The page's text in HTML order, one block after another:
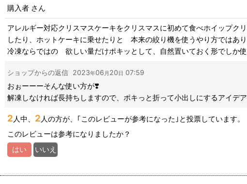
購入者 さん
アレルギー対応クリスマスケーキをクリスマスに初めて食べホイップ
したり、ホットケーキに乗せたりと 本来の絞り機を使うやり方ではあり
冷凍ならではの 欲しい量だけポキッとして、自然置いておく形でしか
ショップからの返信 2023年06 月 20日 07:59
おぉーーーそんな使い方が❣️
解凍しなければ長持ちしますので、ポキっと折って小出しにするアイデ
2人中、 2人の方が、｢このレビューが参考になった｣と投票しています。
このレビューは参考になりましたか？
はい
いいえ